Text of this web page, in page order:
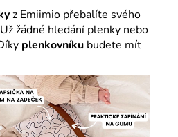
z Emiimio přebalíte svého
žádné hledání plenky nebo
plenkovníku budete mít